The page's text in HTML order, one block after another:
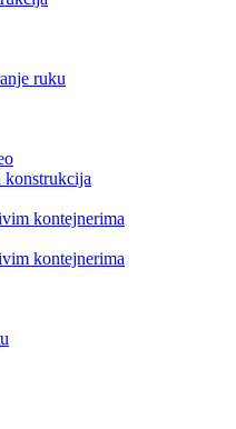
ruku
konstrukcija
kontejnerima
kontejnerima